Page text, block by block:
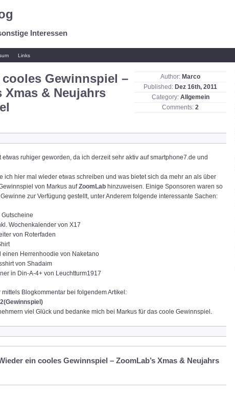
Interessen
Links
Author: Marco
Published: Dez 16th, 2011
Category: Allgemein
Comments: 2
Gewinnspiel –
Xmas & Neujahrs
etwas ruhiger geworden, da ich derzeit sehr aktiv auf smartphone7.de und
ich hier mal wieder etwas schreiben und was bietet sich da mehr an als über
von Markus aufZoomLab hinzuweisen. Einige Sponsoren waren so
zur Verfügung gestellt, unter Anderem folgende interessante Sachen:
Wochenkalender von X17
von Roterfaden
einen Herrenhoodie von Naketano
von Shadaim
in Din-A-4+ von Leuchtturm1917
Blogkommentar bei folgendem Artikel:
viel Glück und bedanke mich bei Markus für das coole Gewinnspiel.
ein cooles Gewinnspiel – ZoomLab’s Xmas & Neujahrs